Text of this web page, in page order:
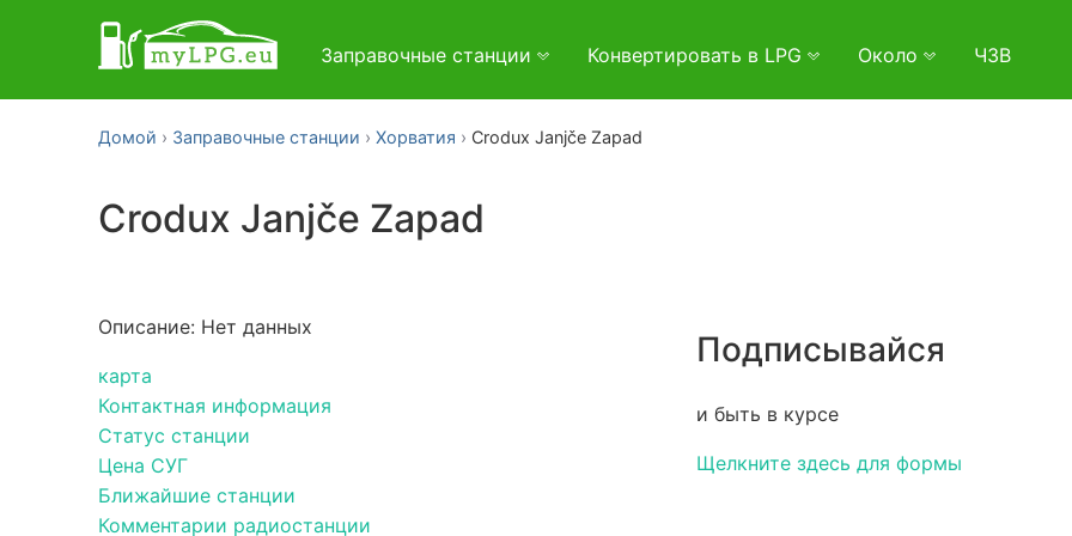
Заправочные станции Конвертировать в LPG Около ЧЗВ
Домой Заправочные станции Хорватия Crodux Janjče Zapad
Crodux Janjče Zapad
Описание: Нет данных
карта
Контактная информация
Статус станции
Цена СУГ
Ближайшие станции
Комментарии радиостанции
Подписывайся
и быть в курсе
Щелкните здесь для формы